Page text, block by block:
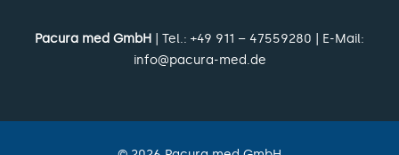
Pacura med GmbH | Tel.: +49 911 – 47559280 | E-Mail:
info@pacura-med.de